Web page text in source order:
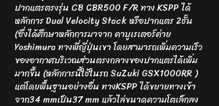
ปากแตรตรงรุ่น CB CBR500 F/R ทาง KSPP ได้
หลักการ Dual Velocity Stack หรือปากแตร 2ชั้น
(ซึ่งได้ศึกษาหลักการมาจาก คาบูเรเตอร์ค่าย
Yoshimura ทางพี่ญี่ปุ่นเขา โดยสามารถเพิ่มความเร็ว
ของอากาศบริเวณส่วนตรงกลางของปากแตรได้เพิ่ม
มากขึ้น (หลักการนี้ใช้ในรถ SuZuki GSX1000RR )
แต่โดยพื้นฐานอย่างอื่น ทางKSPP ได้ขยายทางเข้า
จาก34 mmเป็น37 mm แล้วไล่ขนาดความโตเล็กลง